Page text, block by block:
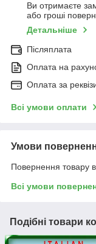
Ви отримаєте
або гроші
Детальніше
Післяплата
Оплата на
Оплата за
Всі умови оплати
Умови
Повернення товару
Всі умови
Подібні товари